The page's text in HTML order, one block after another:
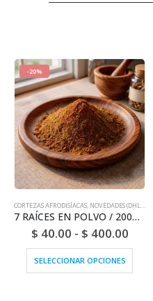
-20%
CORTEZAS AFRODISÍACAS, NOVEDADES (DHL O FEDEX)
7 RAÍCES EN POLVO / 200gr a 1kg - 100% PURA BARRA NATURAL Y ORGÁNICA
$ 40.00 - $ 400.00
SELECCIONAR OPCIONES